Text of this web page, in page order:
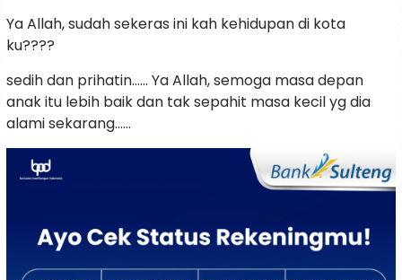
Ya Allah, sudah sekeras ini kah kehidupan di kota
ku????
sedih dan prihatin…… Ya Allah, semoga masa depan
anak itu lebih baik dan tak sepahit masa kecil yg dia
alami sekarang……